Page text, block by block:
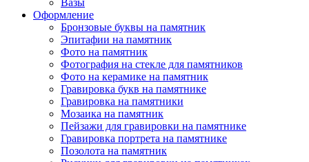
Вазы
Оформление
Бронзовые буквы на памятник
Эпитафии на памятник
Фото на памятник
Фотография на стекле для памятников
Фото на керамике на памятник
Гравировка букв на памятнике
Гравировка на памятники
Мозаика на памятник
Пейзажи для гравировки на памятнике
Гравировка портрета на памятнике
Позолота на памятник